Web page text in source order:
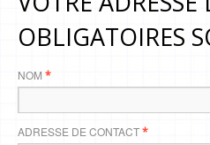
OBLIGATOIRES
NOM *
ADRESSE DE CONTACT*